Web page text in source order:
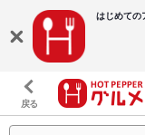
はじめての
戻る